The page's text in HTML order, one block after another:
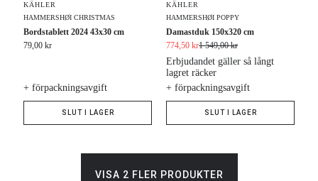
KÄHLER
HAMMERSHØI CHRISTMAS
Bordstablett 2024 43x30 cm
79,00 kr
+ förpackningsavgift
SLUT I LAGER
KÄHLER
HAMMERSHØI POPPY
Damastduk 150x320 cm
774,50 kr1 549,00 kr
+ förpackningsavgift
Erbjudandet gäller så långt
lagret räcker
SLUT I LAGER
VISA 2 FLER PRODUKTER